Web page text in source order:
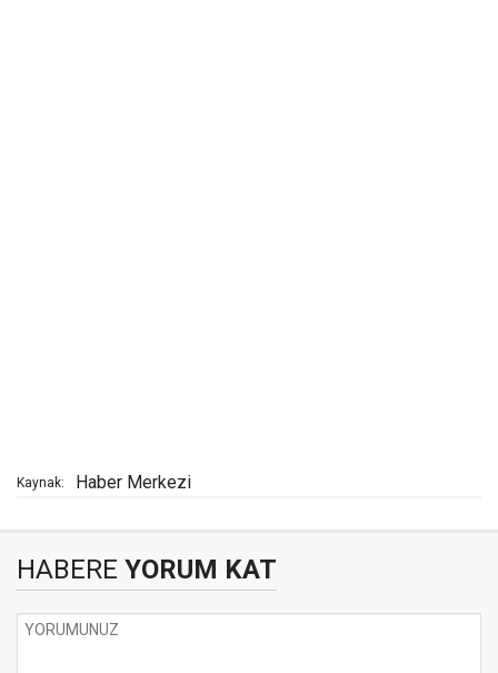
Kaynak: Haber Merkezi
HABERE YORUM KAT